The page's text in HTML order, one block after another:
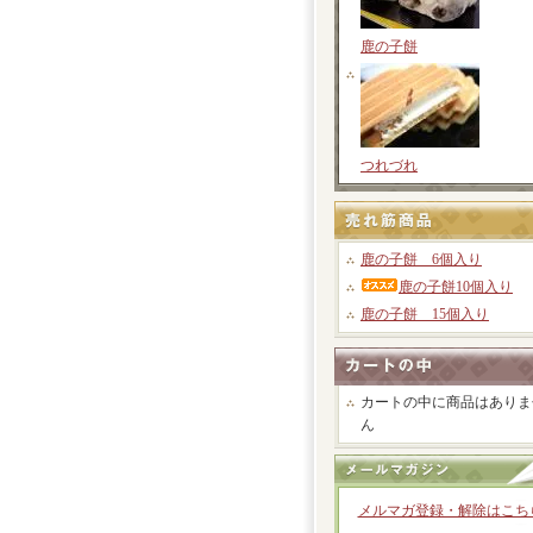
鹿の子餅
つれづれ
鹿の子餅 6個入り
鹿の子餅10個入り
鹿の子餅 15個入り
カートの中に商品はあり
ん
メルマガ登録・解除はこち